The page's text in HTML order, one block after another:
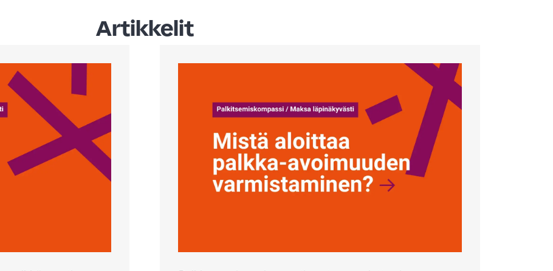
Artikkelit